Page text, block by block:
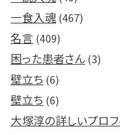
一食入魂(467)
名言 (409)
困った患者さん(3)
壁立ち (6)
壁立ち (6)
大塚淳の詳しいプロ